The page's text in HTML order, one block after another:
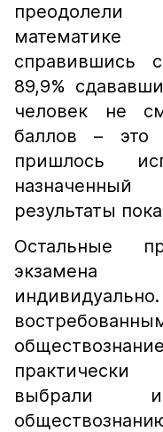
справившись
89,9%
человек не
баллов – это
пришлось
результаты
Остальные
экзамена
практически
выбрали